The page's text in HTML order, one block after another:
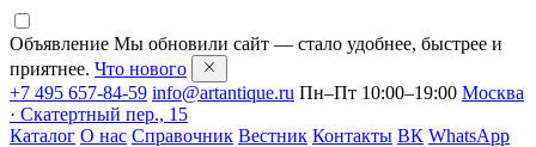
Объявление Мы обновили сайт — стало удобнее, быстрее и
приятнее. Что нового
+7 495 657-84-59 info@artantique.ru Пн–Пт 10:00–19:00 Москва
· Скатертный пер., 15
Каталог О нас Справочник Вестник Контакты ВК WhatsApp